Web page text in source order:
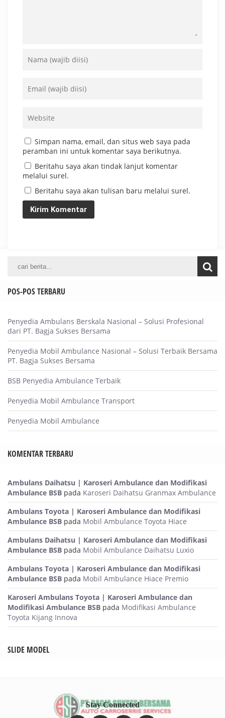
Simpan nama, email, dan situs web saya pada
peramban ini untuk komentar saya berikutnya.
Beritahu saya akan tindak lanjut komentar
melalui surel.
Beritahu saya akan tulisan baru melalui surel.
POS-POS TERBARU
Penyedia Ambulans Berskala Nasional – Solusi Profesional
dari PT. Bagja Sukses Bersama
Penyedia Mobil Ambulance Nasional – Solusi Terbaik Bersama
PT. Bagja Sukses Bersama
BSB Penyedia Ambulance Terbaik
Penyedia Mobil Ambulance Transport
Penyedia Mobil Ambulance
KOMENTAR TERBARU
Ambulans Daihatsu | Karoseri Ambulance dan Modifikasi
Ambulance BSB pada Karoseri Daihatsu Granmax Ambulance
Ambulans Toyota | Karoseri Ambulance dan Modifikasi
Ambulance BSB pada Mobil Ambulance Toyota Hiace
Ambulans Daihatsu | Karoseri Ambulance dan Modifikasi
Ambulance BSB pada Mobil Ambulance Daihatsu Luxio
Ambulans Toyota | Karoseri Ambulance dan Modifikasi
Ambulance BSB pada Mobil Ambulance Hiace Premio
Karoseri Ambulans Toyota | Karoseri Ambulance dan
Modifikasi Ambulance BSB pada Modifikasi Ambulance
Toyota Kijang Innova
SLIDE MODEL
Stay Connected